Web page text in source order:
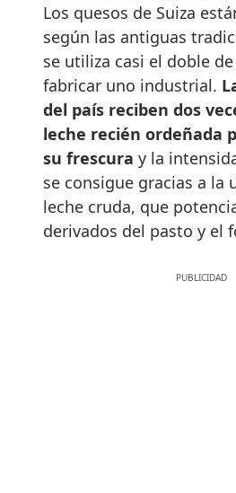
Los quesos de Suiza
según las antiguas
se utiliza casi el doble
fabricar uno industrial.
del país reciben dos
leche recién ordeñada
su frescura y la
se consigue gracias a la
leche cruda, que
derivados del pasto y el